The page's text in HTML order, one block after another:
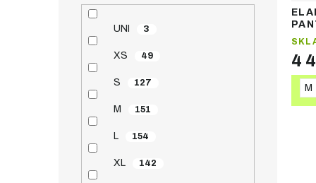
UNI 3
XS 49
S 127
M 151
L 154
XL 142
4
M